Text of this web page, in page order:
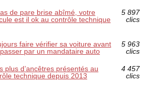
de pare brise abîmé, votre
est il ok au contrôle technique
5 897
clics
faire vérifier sa voiture avant
par un mandataire auto
5 963
clics
plus d’ancêtres présentés au
technique depuis 2013
4 457
clics